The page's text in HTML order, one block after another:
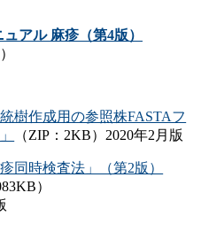
アル 麻疹（第4版）
樹作成用の参照株FASTAフ
（ZIP：2KB）2020年2月版
同時検査法」（第2版）
）